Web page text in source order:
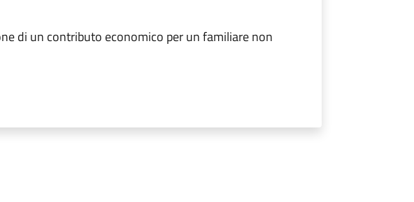
di un contributo economico per un familiare non